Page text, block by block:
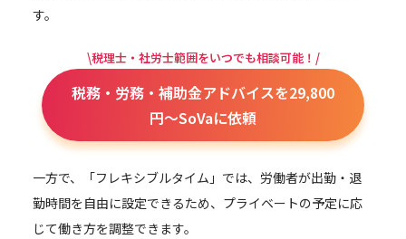
す。
\税理士・社労士範囲をいつでも相談可能！/
税務・労務・補助金アドバイスを29,800
円～SoVaに依頼
一方で、「フレキシブルタイム」では、労働者が出勤・退
勤時間を自由に設定できるため、プライベートの予定に応
じて働き方を調整できます。